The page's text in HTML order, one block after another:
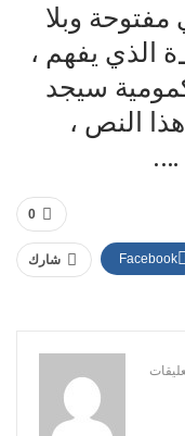
وبلا
الذي يفهم ،
سيجد
النص ،
….
0
شارك Facebook